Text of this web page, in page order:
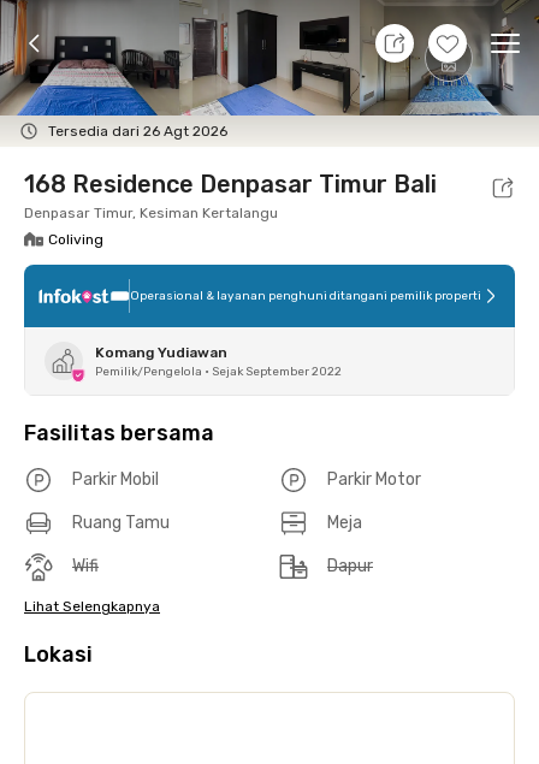
+1
Tersedia dari 26 Agt 2026
10 Agt 26 - Belum tahu
Foto Fasilitas bersama Lokasi Kamar
168 Residence Denpasar Timur Bali
Denpasar Timur, Kesiman Kertalangu
Coliving
Operasional & layanan penghuni ditangani pemilik properti
Komang Yudiawan
Pemilik/Pengelola • Sejak September 2022
Fasilitas bersama
Parkir Mobil Parkir Motor
Ruang Tamu Meja
Wifi Dapur
Lihat Selengkapnya
Lokasi